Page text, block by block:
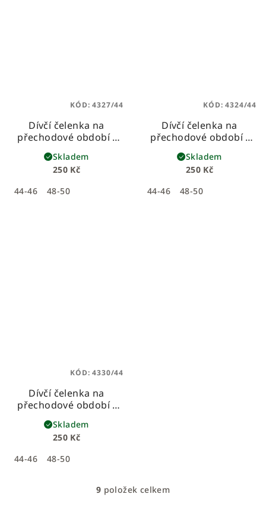
Dívčí čelenka na
přechodové období -
250 Kč
44-46
48-50
Skladem
KÓD:4327/44
Dívčí čelenka na
přechodové období -
250 Kč
44-46
48-50
Skladem
KÓD:4324/44
Dívčí čelenka na
přechodové období -
250 Kč
44-46
48-50
Skladem
KÓD:4330/44
O
9 položek celkem